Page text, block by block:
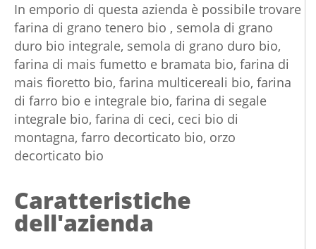
In emporio di questa azienda è possibile trovare
farina di grano tenero bio , semola di grano
duro bio integrale, semola di grano duro bio,
farina di mais fumetto e bramata bio, farina di
mais fioretto bio, farina multicereali bio, farina
di farro bio e integrale bio, farina di segale
integrale bio, farina di ceci, ceci bio di
montagna, farro decorticato bio, orzo
decorticato bio
Caratteristiche
dell'azienda